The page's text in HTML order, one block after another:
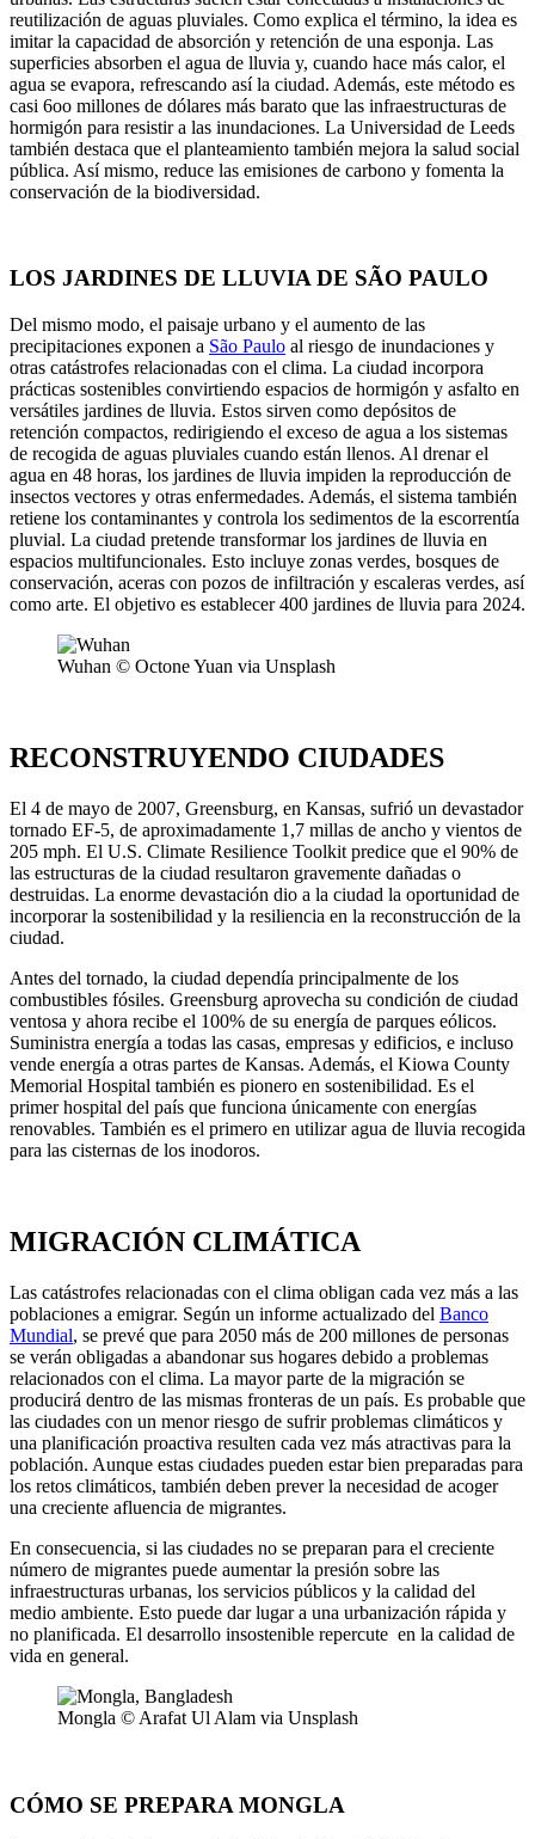
reutilización de aguas pluviales. Como explica el término, la idea es
imitar la capacidad de absorción y retención de una esponja. Las
superficies absorben el agua de lluvia y, cuando hace más calor, el
agua se evapora, refrescando así la ciudad. Además, este método es
casi 6oo millones de dólares más barato que las infraestructuras de
hormigón para resistir a las inundaciones. La Universidad de Leeds
también destaca que el planteamiento también mejora la salud social
pública. Así mismo, reduce las emisiones de carbono y fomenta la
conservación de la biodiversidad.
LOS JARDINES DE LLUVIA DE SÃO PAULO
Del mismo modo, el paisaje urbano y el aumento de las
precipitaciones exponen a São Paulo al riesgo de inundaciones y
otras catástrofes relacionadas con el clima. La ciudad incorpora
prácticas sostenibles convirtiendo espacios de hormigón y asfalto en
versátiles jardines de lluvia. Estos sirven como depósitos de
retención compactos, redirigiendo el exceso de agua a los sistemas
de recogida de aguas pluviales cuando están llenos. Al drenar el
agua en 48 horas, los jardines de lluvia impiden la reproducción de
insectos vectores y otras enfermedades. Además, el sistema también
retiene los contaminantes y controla los sedimentos de la escorrentía
pluvial. La ciudad pretende transformar los jardines de lluvia en
espacios multifuncionales. Esto incluye zonas verdes, bosques de
conservación, aceras con pozos de infiltración y escaleras verdes, así
como arte. El objetivo es establecer 400 jardines de lluvia para 2024.
Wuhan © Octone Yuan via Unsplash
RECONSTRUYENDO CIUDADES
El 4 de mayo de 2007, Greensburg, en Kansas, sufrió un devastador
tornado EF-5, de aproximadamente 1,7 millas de ancho y vientos de
205 mph. El U.S. Climate Resilience Toolkit predice que el 90% de
las estructuras de la ciudad resultaron gravemente dañadas o
destruidas. La enorme devastación dio a la ciudad la oportunidad de
incorporar la sostenibilidad y la resiliencia en la reconstrucción de la
ciudad.
Antes del tornado, la ciudad dependía principalmente de los
combustibles fósiles. Greensburg aprovecha su condición de ciudad
ventosa y ahora recibe el 100% de su energía de parques eólicos.
Suministra energía a todas las casas, empresas y edificios, e incluso
vende energía a otras partes de Kansas. Además, el Kiowa County
Memorial Hospital también es pionero en sostenibilidad. Es el
primer hospital del país que funciona únicamente con energías
renovables. También es el primero en utilizar agua de lluvia recogida
para las cisternas de los inodoros.
MIGRACIÓN CLIMÁTICA
Las catástrofes relacionadas con el clima obligan cada vez más a las
poblaciones a emigrar. Según un informe actualizado del Banco
Mundial, se prevé que para 2050 más de 200 millones de personas
se verán obligadas a abandonar sus hogares debido a problemas
relacionados con el clima. La mayor parte de la migración se
producirá dentro de las mismas fronteras de un país. Es probable que
las ciudades con un menor riesgo de sufrir problemas climáticos y
una planificación proactiva resulten cada vez más atractivas para la
población. Aunque estas ciudades pueden estar bien preparadas para
los retos climáticos, también deben prever la necesidad de acoger
una creciente afluencia de migrantes.
En consecuencia, si las ciudades no se preparan para el creciente
número de migrantes puede aumentar la presión sobre las
infraestructuras urbanas, los servicios públicos y la calidad del
medio ambiente. Esto puede dar lugar a una urbanización rápida y
no planificada. El desarrollo insostenible repercute en la calidad de
vida en general.
Mongla © Arafat Ul Alam via Unsplash
CÓMO SE PREPARA MONGLA